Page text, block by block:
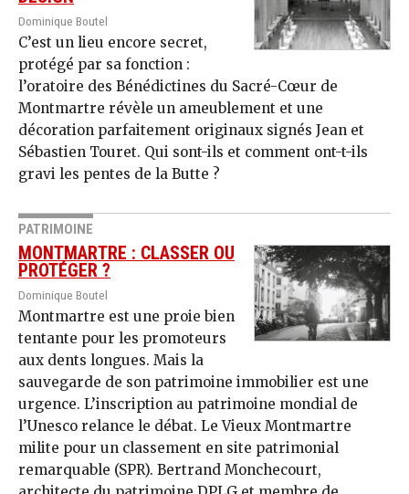
Dominique Boutel
C’est un lieu encore secret,
protégé par sa fonction :
l’oratoire des Bénédictines du Sacré-Cœur de
Montmartre révèle un ameublement et une
décoration parfaitement originaux signés Jean et
Sébastien Touret. Qui sont-ils et comment ont-t-ils
gravi les pentes de la Butte ?
PATRIMOINE
MONTMARTRE : CLASSER OU
PROTÉGER ?
Dominique Boutel
Montmartre est une proie bien
tentante pour les promoteurs
aux dents longues. Mais la
sauvegarde de son patrimoine immobilier est une
urgence. L’inscription au patrimoine mondial de
l’Unesco relance le débat. Le Vieux Montmartre
milite pour un classement en site patrimonial
remarquable (SPR). Bertrand Monchecourt,